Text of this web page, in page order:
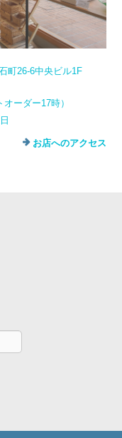
町26-6中央ビル1F
ーダー17時）
お店へのアクセス